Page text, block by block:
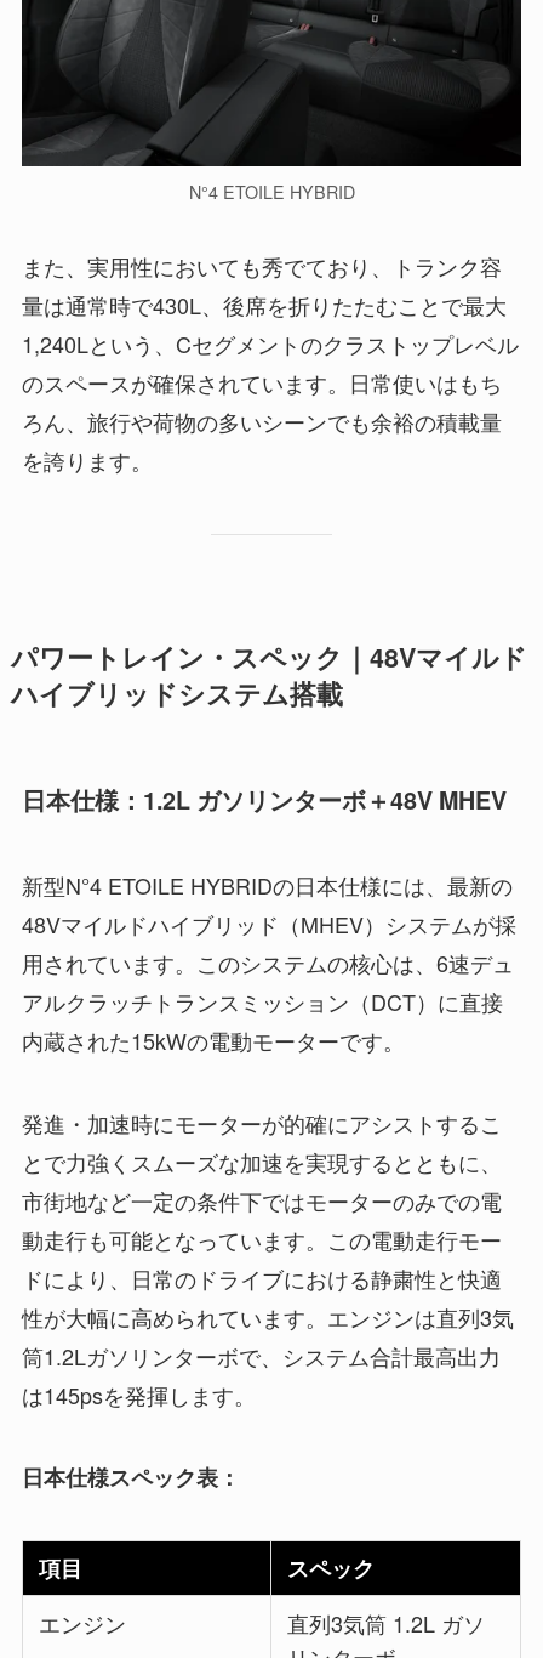
N°4 ETOILE HYBRID
また、実用性においても秀でており、トランク容
量は通常時で430L、後席を折りたたむことで最大
1,240Lという、Cセグメントのクラストップレベル
のスペースが確保されています。日常使いはもち
ろん、旅行や荷物の多いシーンでも余裕の積載量
を誇ります。
パワートレイン・スペック｜48Vマイルド
ハイブリッドシステム搭載
日本仕様：1.2L ガソリンターボ＋48V MHEV
新型N°4 ETOILE HYBRIDの日本仕様には、最新の
48Vマイルドハイブリッド（MHEV）システムが採
用されています。このシステムの核心は、6速デュ
アルクラッチトランスミッション（DCT）に直接
内蔵された15kWの電動モーターです。
発進・加速時にモーターが的確にアシストするこ
とで力強くスムーズな加速を実現するとともに、
市街地など一定の条件下ではモーターのみでの電
動走行も可能となっています。この電動走行モー
ドにより、日常のドライブにおける静粛性と快適
性が大幅に高められています。エンジンは直列3気
筒1.2Lガソリンターボで、システム合計最高出力
は145psを発揮します。
日本仕様スペック表：
項目
スペック
エンジン
直列3気筒 1.2L ガソ